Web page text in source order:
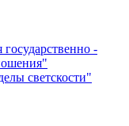
-
светскости"